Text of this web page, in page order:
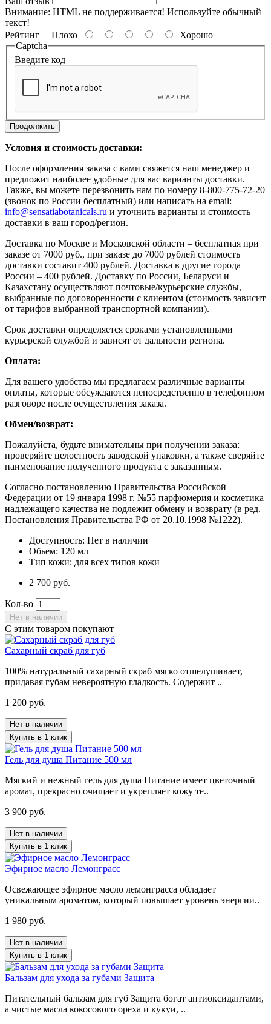
Внимание: HTML не поддерживается! Используйте обычный
текст!
Рейтинг Плохо
Хорошо
Captcha
Введите код
Продолжить
Условия и стоимость доставки:
После оформления заказа с вами свяжется наш менеджер и
предложит наиболее удобные для вас варианты доставки.
Также, вы можете перезвонить нам по номеру 8-800-775-72-20
(звонок по России бесплатный) или написать на email:
info@sensatiabotanicals.ru и уточнить варианты и стоимость
доставки в ваш город/регион.
Доставка по Москве и Московской области – бесплатная при
заказе от 7000 руб., при заказе до 7000 рублей стоимость
доставки составит 400 рублей. Доставка в другие города
России – 400 рублей. Доставку по России, Беларуси и
Казахстану осуществляют почтовые/курьерские службы,
выбранные по договоренности с клиентом (стоимость зависит
от тарифов выбранной транспортной компании).
Срок доставки определяется сроками установленными
курьерской службой и зависят от дальности региона.
Оплата:
Для вашего удобства мы предлагаем различные варианты
оплаты, которые обсуждаются непосредственно в телефонном
разговоре после осуществления заказа.
Обмен/возврат:
Пожалуйста, будьте внимательны при получении заказа:
проверяйте целостность заводской упаковки, а также сверяйте
наименование полученного продукта с заказанным.
Согласно постановлению Правительства Российской
Федерации от 19 января 1998 г. №55 парфюмерия и косметика
надлежащего качества не подлежит обмену и возврату (в ред.
Постановления Правительства РФ от 20.10.1998 №1222).
Доступность: Нет в наличии
Обьем: 120 мл
Тип кожи: для всех типов кожи
2 700 руб.
Кол-во
Нет в наличии
С этим товаром покупают
Сахарный скраб для губ
100% натуральный сахарный скраб мягко отшелушивает,
придавая губам невероятную гладкость. Содержит ..
1 200 руб.
Нет в наличии
Купить в 1 клик
Гель для душа Питание 500 мл
Мягкий и нежный гель для душа Питание имеет цветочный
аромат, прекрасно очищает и укрепляет кожу те..
3 900 руб.
Нет в наличии
Купить в 1 клик
Эфирное масло Лемонграсс
Освежающее эфирное масло лемонграсса обладает
уникальным ароматом, который повышает уровень энергии..
1 980 руб.
Нет в наличии
Купить в 1 клик
Бальзам для ухода за губами Защита
Питательный бальзам для губ Защита богат антиоксидантами,
а чистые масла кокосового ореха и кукуи, ..